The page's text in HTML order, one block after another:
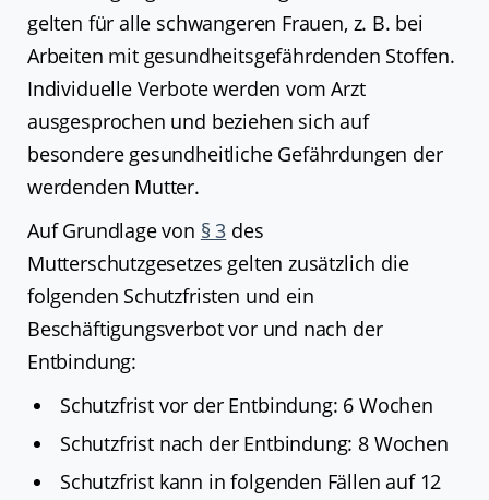
gelten für alle schwangeren Frauen, z. B. bei
Arbeiten mit gesundheitsgefährdenden Stoffen.
Individuelle Verbote werden vom Arzt
ausgesprochen und beziehen sich auf
besondere gesundheitliche Gefährdungen der
werdenden Mutter.
Auf Grundlage von § 3 des
Mutterschutzgesetzes gelten zusätzlich die
folgenden Schutzfristen und ein
Beschäftigungsverbot vor und nach der
Entbindung:
Schutzfrist vor der Entbindung: 6 Wochen
Schutzfrist nach der Entbindung: 8 Wochen
Schutzfrist kann in folgenden Fällen auf 12